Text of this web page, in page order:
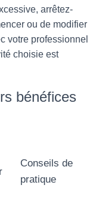
arrêtez-
ou de modifier
votre professionnel
choisie est
bénéfices
Conseils de
pratique